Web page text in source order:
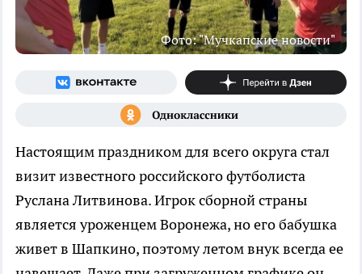
Фото: "Мучкапские новости"
Настоящим праздником для всего округа стал
визит известного российского футболиста
Руслана Литвинова. Игрок сборной страны
является уроженцем Воронежа, но его бабушка
живет в Шапкино, поэтому летом внук всегда ее